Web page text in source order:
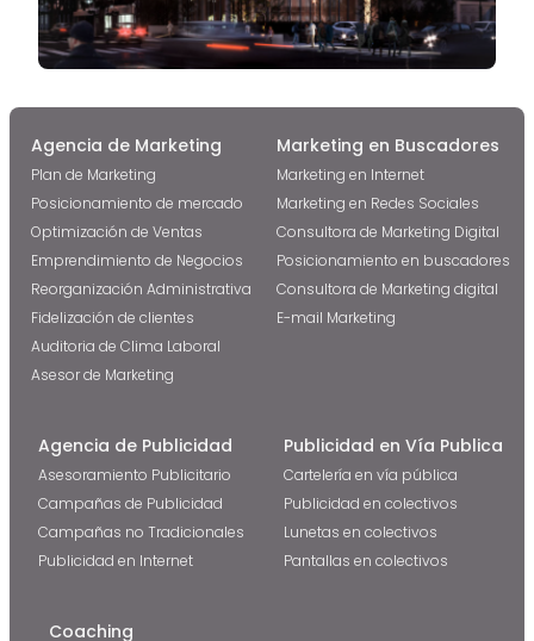
Agencia de Marketing
Plan de Marketing
Posicionamiento de mercado
Optimización de Ventas
Emprendimiento de Negocios
Reorganización Administrativa
Fidelización de clientes
Auditoria de Clima Laboral
Asesor de Marketing
Marketing en Buscadores
Marketing en Internet
Marketing en Redes Sociales
Consultora de Marketing Digital
Posicionamiento en buscadores
Consultora de Marketing digital
E-mail Marketing
Agencia de Publicidad
Asesoramiento Publicitario
Campañas de Publicidad
Campañas no Tradicionales
Publicidad en Internet
Publicidad en Vía Publica
Cartelería en vía pública
Publicidad en colectivos
Lunetas en colectivos
Pantallas en colectivos
Coaching